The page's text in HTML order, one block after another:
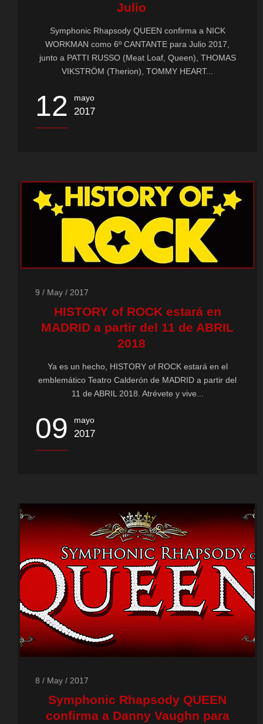
Julio
Symphonic Rhapsody QUEEN confirma a NICK
WORKMAN como 6º CANTANTE para Julio 2017,
junto a PATTI RUSSO (Meat Loaf, Queen), THOMAS
VIKSTRÖM (Therion), TOMMY HEART...
12 mayo
2017
9 / May / 2017
HISTORY of ROCK estará en
MADRID a partir del 11 de ABRIL
2018
Ya es un hecho, HISTORY of ROCK estará en el
emblemático Teatro Calderón de MADRID a partir del
11 de ABRIL 2018. Atrévete y vive...
09 mayo
2017
8 / May / 2017
Symphonic Rhapsody QUEEN
confirma a Danny Vaughn para